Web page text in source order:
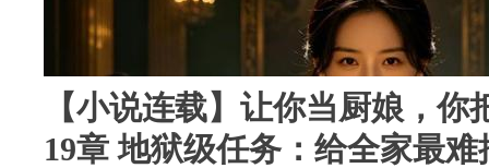
【小说连载】让你当厨娘，
19章 地狱级任务：给全家最